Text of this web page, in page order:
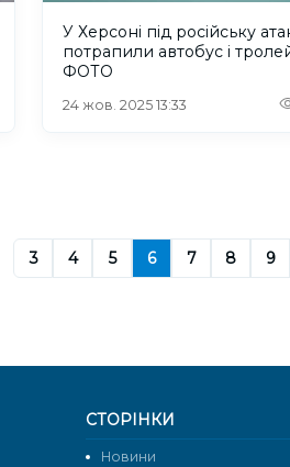
У Херсоні під російську
потрапили автобус і
ФОТО
24 жов. 2025 13:33
3 4 5 6 7 8 9
СТОРІНКИ
Новини